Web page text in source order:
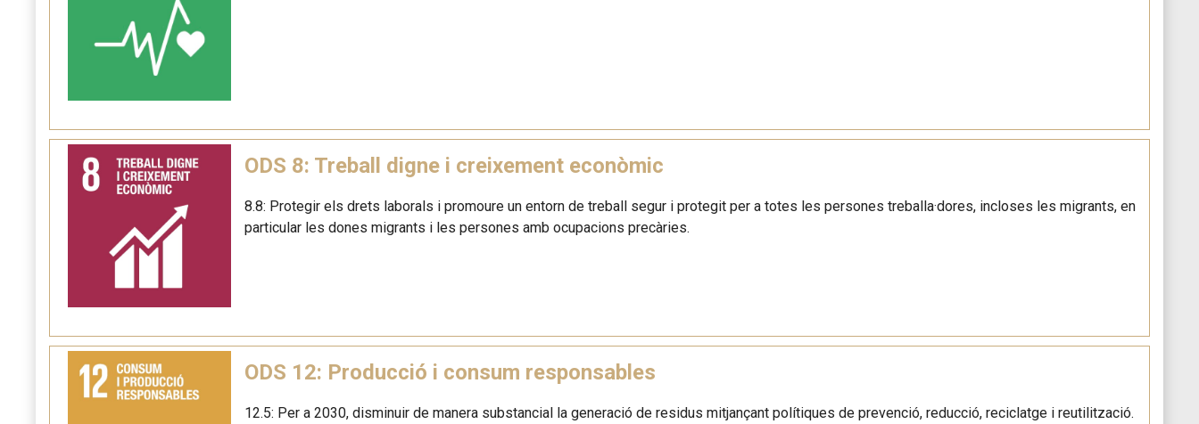
ODS 8: Treball digne i creixement econòmic
8.8: Protegir els drets laborals i promoure un entorn de treball segur i protegit per a totes les persones treballa·dores, incloses les migrants, en
particular les dones migrants i les persones amb ocupacions precàries.
ODS 12: Producció i consum responsables
12.5: Per a 2030, disminuir de manera substancial la generació de residus mitjançant polítiques de prevenció, reducció, reciclatge i reutilització.